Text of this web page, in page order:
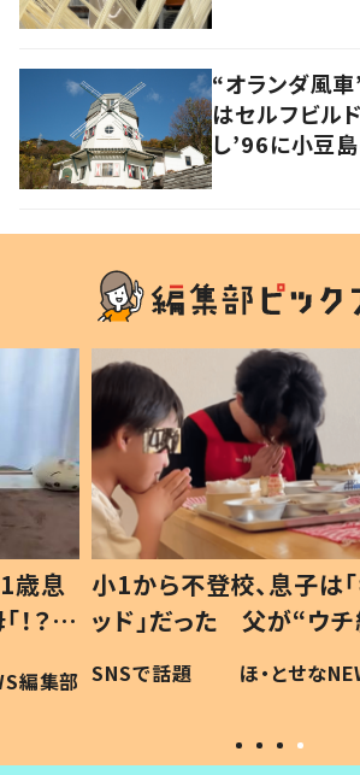
“オランダ風
はセルフビル
し’96に小豆
歳息
？」
編集部
小1から不登校、息子は
ッド」だった 父が“ウ
作り続ける理由とは #
#令和の子
SNSで話題 ほ・とせな